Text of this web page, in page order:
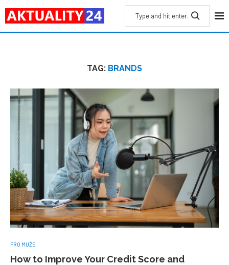
TAG: BRANDS
PRO MUŽE
How to Improve Your Credit Score and